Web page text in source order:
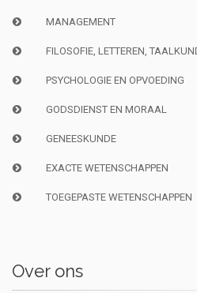
MANAGEMENT
FILOSOFIE, LETTEREN,
PSYCHOLOGIE EN OPVOEDING
GODSDIENST EN MORAAL
GENEESKUNDE
EXACTE WETENSCHAPPEN
TOEGEPASTE WETENSCHAPPEN
Over ons